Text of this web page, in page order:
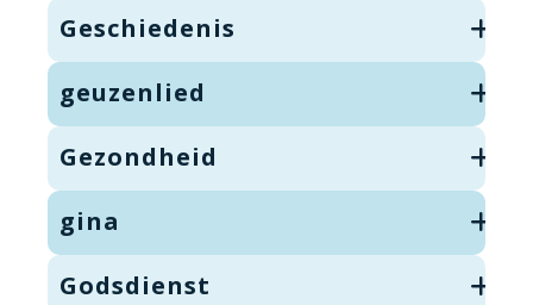
Geschiedenis
geuzenlied
Gezondheid
gina
Godsdienst